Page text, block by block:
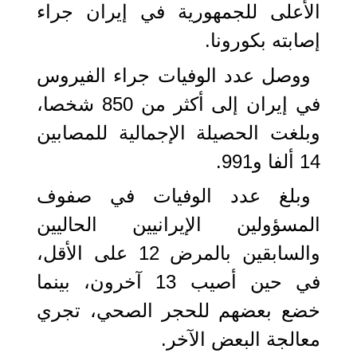
الأعلى للجمهورية في إيران جراء
إصابته بكورونا.
ووصل عدد الوفيات جراء الفيروس
في إيران إلى أكثر من 850 شخصا،
وبلغت الحصيلة الإجمالية للمصابين
14 ألفا و991.
وبلغ عدد الوفيات في صفوف
المسؤولين الإيرانيين الحاليين
والسابقين بالمرض 12 على الأقل،
في حين أصيب 13 آخرون، بينما
خضع بعضهم للحجر الصحي، تجري
معالجة البعض الآخر.